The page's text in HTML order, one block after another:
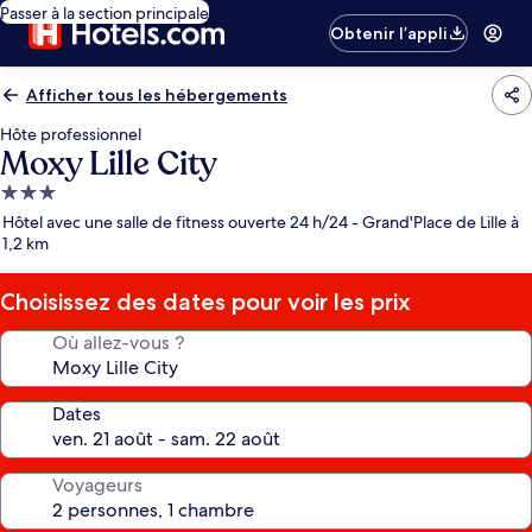
Passer à la section principale
Obtenir l’appli
Afficher tous les hébergements
Hôte professionnel
Moxy Lille City
Hébergement
3.0 étoiles
Hôtel avec une salle de fitness ouverte 24 h/24 - Grand'Place de Lille à
1,2 km
Choisissez des dates pour voir les prix
Où allez-vous ?
Dates
Voyageurs